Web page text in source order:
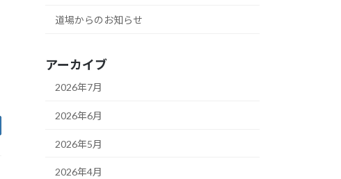
道場からのお知らせ
アーカイブ
2026年7月
2026年6月
2026年5月
2026年4月